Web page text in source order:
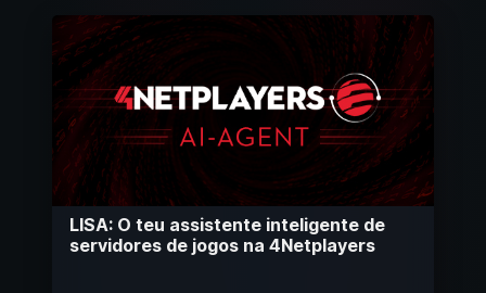
LISA: O teu assistente inteligente de
servidores de jogos na 4Netplayers